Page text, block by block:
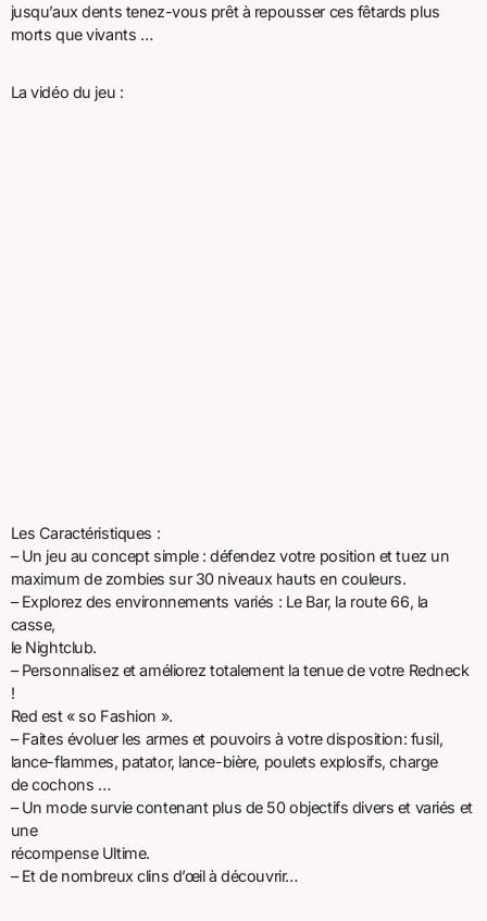
jusqu’aux dents tenez-vous prêt à repousser ces fêtards plus
morts que vivants …
La vidéo du jeu :
Les Caractéristiques :
– Un jeu au concept simple : défendez votre position et tuez un
maximum de zombies sur 30 niveaux hauts en couleurs.
– Explorez des environnements variés : Le Bar, la route 66, la
casse,
le Nightclub.
– Personnalisez et améliorez totalement la tenue de votre Redneck
!
Red est « so Fashion ».
– Faites évoluer les armes et pouvoirs à votre disposition: fusil,
lance-flammes, patator, lance-bière, poulets explosifs, charge
de cochons …
– Un mode survie contenant plus de 50 objectifs divers et variés et
une
récompense Ultime.
– Et de nombreux clins d’œil à découvrir…